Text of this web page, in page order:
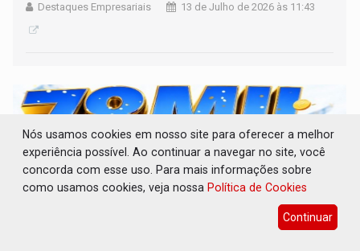
Destaques Empresariais 13 de Julho de 2026 às 11:43
Nós usamos cookies em nosso site para oferecer a melhor
experiência possível. Ao continuar a navegar no site, você
concorda com esse uso. Para mais informações sobre
como usamos cookies, veja nossa Política de Cookies
Continuar